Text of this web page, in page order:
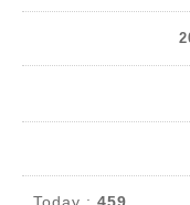
Today : 459